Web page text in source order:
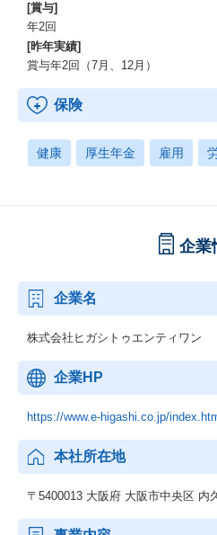
[賞与]
年2回
[昨年実績]
賞与年2回（7月、12月）
保険
健康 厚生年金 雇用
企業
企業名
株式会社ヒガシトゥエンティワン
企業HP
https://www.e-higashi.co.jp/
本社所在地
〒5400013 大阪府 大阪市中央区 内